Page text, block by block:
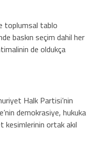
toplumsal tablo
baskın seçim dahil her
de oldukça
Halk Partisi’nin
demokrasiye, hukuka
ortak akıl